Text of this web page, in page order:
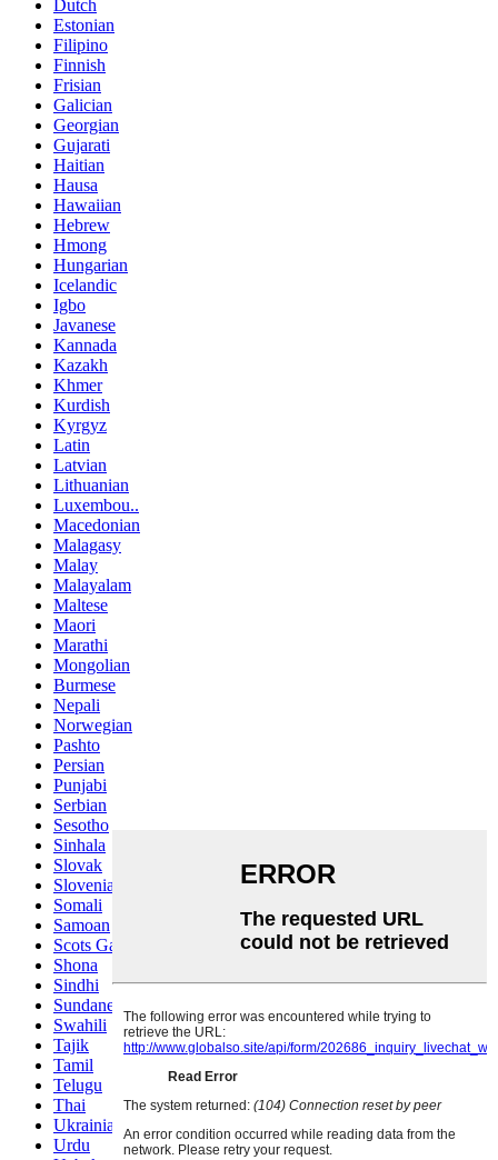
Dutch
Estonian
Filipino
Finnish
Frisian
Galician
Georgian
Gujarati
Haitian
Hausa
Hawaiian
Hebrew
Hmong
Hungarian
Icelandic
Igbo
Javanese
Kannada
Kazakh
Khmer
Kurdish
Kyrgyz
Latin
Latvian
Lithuanian
Luxembou..
Macedonian
Malagasy
Malay
Malayalam
Maltese
Maori
Marathi
Mongolian
Burmese
Nepali
Norwegian
Pashto
Persian
Punjabi
Serbian
Sesotho
Sinhala
Slovak
Slovenian
Somali
Samoan
Scots Gaelic
Shona
Sindhi
Sundanese
Swahili
Tajik
Tamil
Telugu
Thai
Ukrainian
Urdu